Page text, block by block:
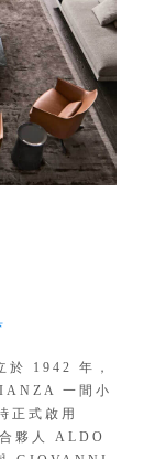
於 1942 年，
一間小
正式啟用
夥人 ALDO